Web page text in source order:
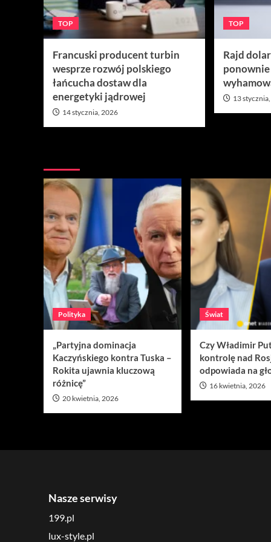
TOP
Francuski producent turbin
wesprze rozwój polskiego
łańcucha dostaw dla
energetyki jądrowej
14 stycznia, 2026
TOP
Rajd
13
Polityka
„Partyjna dominacja
Kaczyńskiego kontra Tuska –
Rokita ujawnia kluczową
różnicę”
20 kwietnia, 2026
Świat
Czy Władimir
kontrolę nad
odpowiada na
16 kwietnia, 2026
Nasze serwisy
199.pl
lux-style.pl